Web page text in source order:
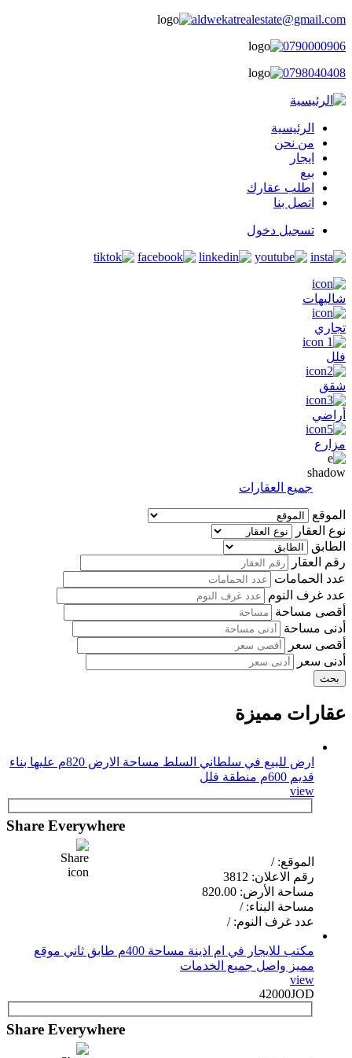
aldwekatrealestate@gmail.com
0790000906
0798040408
main
menu
الرئيسية
من نحن
ايجار
بيع
اطلب عقارك
اتصل بنا
user
login
تسجيل دخول
شاليهات
تجاري
فلل
شقق
أراضي
مزارع
shadow
جميع العقارات
الموقع
نوع العقار
الطابق
رقم العقار
عدد الحمامات
عدد غرف النوم
أقصى مساحة
أدنى مساحة
أقصى سعر
أدنى سعر
عقارات مميزة
ارض للبيع في سلطاني السلط مساحة الارض 820م عليها بناء
قديم 600م منطقة فلل
view
Share Everywhere
الموقع: /
رقم الاعلان: 3812
مساحة الأرض: 820.00
مساحة البناء: /
عدد غرف النوم: /
مكتب للايجار في ام اذينة مساحة 400م طابق ثاني موقع
مميز واصل جميع الخدمات
view
42000JOD
Share Everywhere